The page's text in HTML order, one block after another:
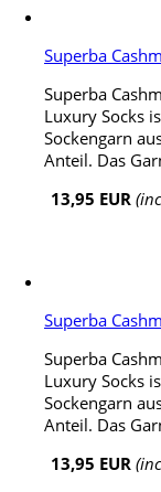
Superba
Superba
Luxury Socks
Sockengarn
Anteil. Das
13,95 EUR
Superba
Superba
Luxury Socks
Sockengarn
Anteil. Das
13,95 EUR